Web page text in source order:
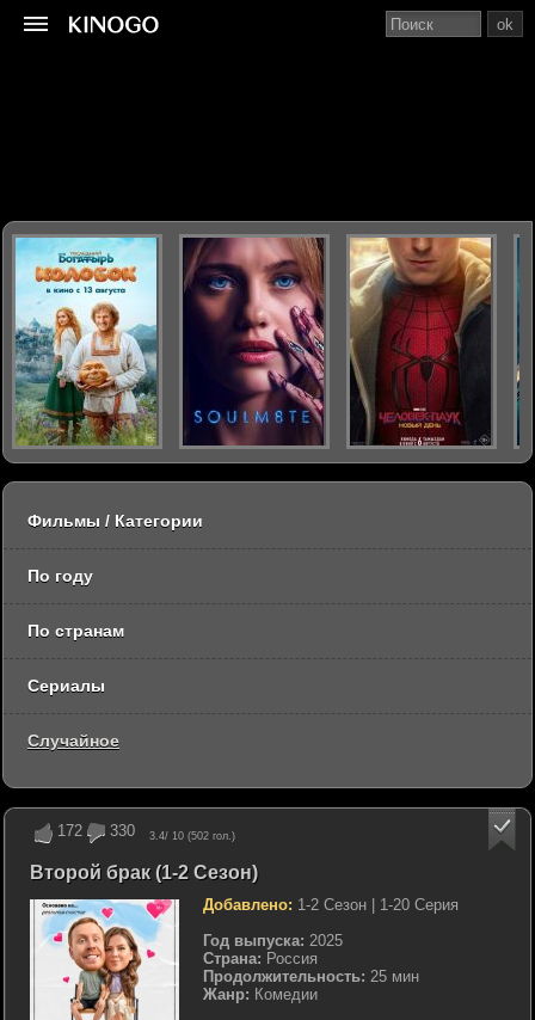
172 330 3.4/ 10 (502 гол.)
Второй брак (1-2 Сезон)
Добавлено: 1-2 Сезон | 1-20 Серия
Год выпуска: 2025
Страна: Россия
Продолжительность: 25 мин
Жанр: Комедии
ok
Фильмы / Категории
По году
По странам
Сериалы
Случайное